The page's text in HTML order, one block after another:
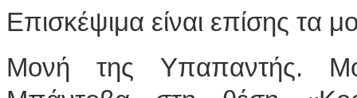
Επισκέψιμα είναι επίσης τα
Μονή της Υπαπαντής.